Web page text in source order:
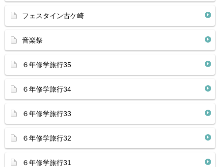
フェスタイン古ケ崎
音楽祭
６年修学旅行35
６年修学旅行34
６年修学旅行33
６年修学旅行32
６年修学旅行31